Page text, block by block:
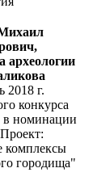
археологии
2018 г.
конкурса
номинации
комплексы
городища"